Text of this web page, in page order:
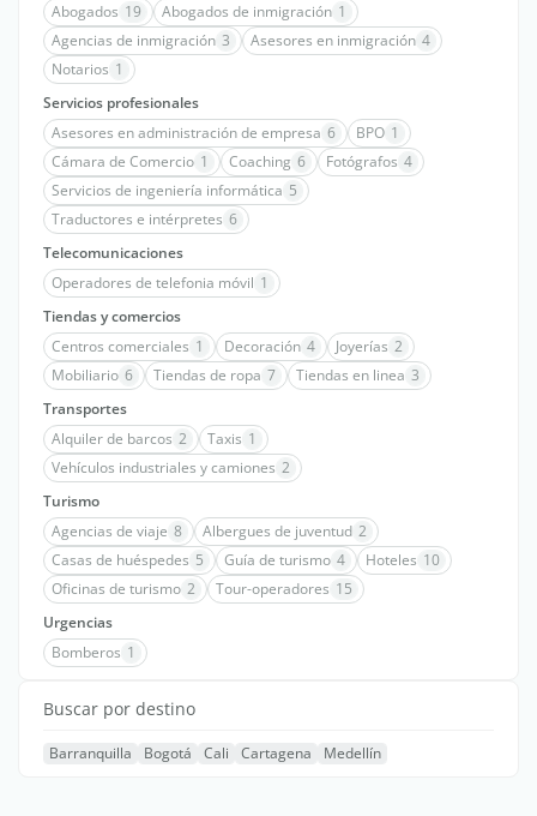
Abogados 19 Abogados de inmigración 1
Agencias de inmigración 3 Asesores en inmigración 4
Notarios 1
Servicios profesionales
Asesores en administración de empresa 6 BPO 1
Cámara de Comercio 1 Coaching 6 Fotógrafos 4
Servicios de ingeniería informática 5
Traductores e intérpretes 6
Telecomunicaciones
Operadores de telefonia móvil 1
Tiendas y comercios
Centros comerciales 1 Decoración 4 Joyerías 2
Mobiliario 6 Tiendas de ropa 7 Tiendas en linea 3
Transportes
Alquiler de barcos 2 Taxis 1
Vehículos industriales y camiones 2
Turismo
Agencias de viaje 8 Albergues de juventud 2
Casas de huéspedes 5 Guía de turismo 4 Hoteles 10
Oficinas de turismo 2 Tour-operadores 15
Urgencias
Bomberos 1
Buscar por destino
Barranquilla Bogotá Cali Cartagena Medellín